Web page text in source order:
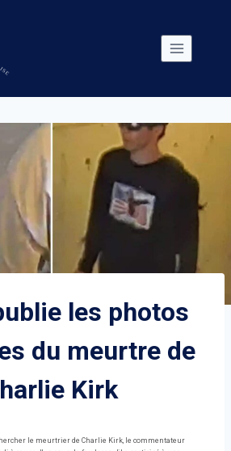
les photos
du meurtre de
Kirk
le meurtrier de Charlie Kirk, le commentateur